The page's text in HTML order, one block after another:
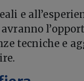
e
tecniche e